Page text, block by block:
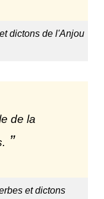
dictons de l'Anjou
de la
et dictons